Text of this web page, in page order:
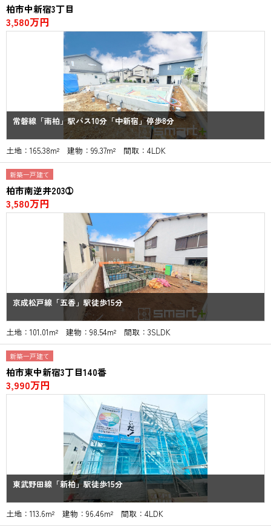
柏市中新宿3丁目
3,580万円
常磐線「南柏」駅バス10分「中新宿」停歩8分
土地：165.38m² 建物：99.37m² 間取：4LDK
新築一戸建て
柏市南逆井203➀
3,580万円
京成松戸線「五香」駅徒歩15分
土地：101.01m² 建物：98.54m² 間取：3SLDK
新築一戸建て
柏市東中新宿3丁目140番
3,990万円
東武野田線「新柏」駅徒歩15分
土地：113.6m² 建物：96.46m² 間取：4LDK